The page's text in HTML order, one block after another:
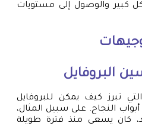
كبير والوصول إلى مستويات
البروفايل
تبرز كيف يمكن للبروفايل
النجاح. على سبيل المثال،
كان يسعى منذ فترة طويلة